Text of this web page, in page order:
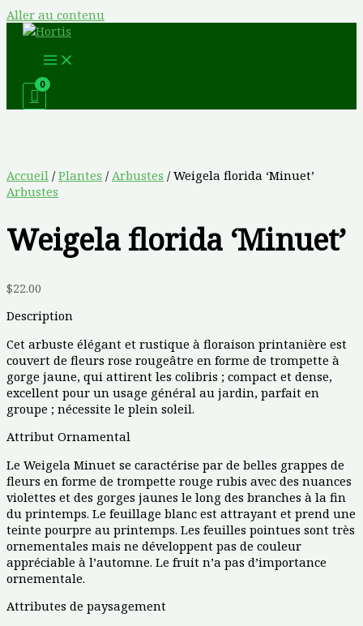
Aller au contenu
Accueil / Plantes / Arbustes / Weigela florida ‘Minuet’
Arbustes
Weigela florida ‘Minuet’
$22.00
Description
Cet arbuste élégant et rustique à floraison printanière est
couvert de fleurs rose rougeâtre en forme de trompette à
gorge jaune, qui attirent les colibris ; compact et dense,
excellent pour un usage général au jardin, parfait en
groupe ; nécessite le plein soleil.
Attribut Ornamental
Le Weigela Minuet se caractérise par de belles grappes de
fleurs en forme de trompette rouge rubis avec des nuances
violettes et des gorges jaunes le long des branches à la fin
du printemps. Le feuillage blanc est attrayant et prend une
teinte pourpre au printemps. Les feuilles pointues sont très
ornementales mais ne développent pas de couleur
appréciable à l’automne. Le fruit n’a pas d’importance
ornementale.
Attributes de paysagement